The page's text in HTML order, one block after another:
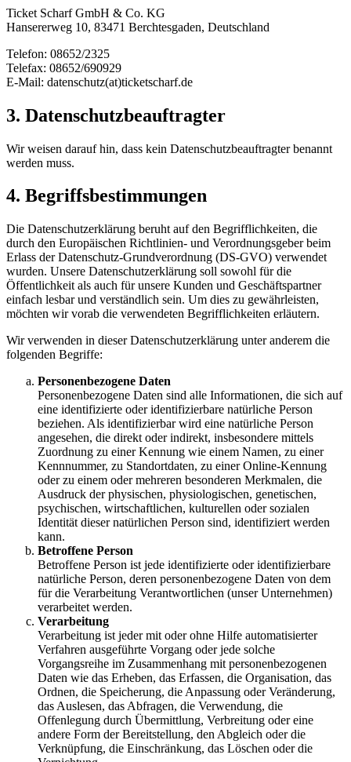
Ticket Scharf GmbH & Co. KG
Hansererweg 10, 83471 Berchtesgaden, Deutschland
Telefon: 08652/2325
Telefax: 08652/690929
E-Mail: datenschutz(at)ticketscharf.de
3. Datenschutzbeauftragter
Wir weisen darauf hin, dass kein Datenschutzbeauftragter benannt
werden muss.
4. Begriffsbestimmungen
Die Datenschutzerklärung beruht auf den Begrifflichkeiten, die
durch den Europäischen Richtlinien- und Verordnungsgeber beim
Erlass der Datenschutz-Grundverordnung (DS-GVO) verwendet
wurden. Unsere Datenschutzerklärung soll sowohl für die
Öffentlichkeit als auch für unsere Kunden und Geschäftspartner
einfach lesbar und verständlich sein. Um dies zu gewährleisten,
möchten wir vorab die verwendeten Begrifflichkeiten erläutern.
Wir verwenden in dieser Datenschutzerklärung unter anderem die
folgenden Begriffe:
Personenbezogene Daten
Personenbezogene Daten sind alle Informationen, die sich auf
eine identifizierte oder identifizierbare natürliche Person
beziehen. Als identifizierbar wird eine natürliche Person
angesehen, die direkt oder indirekt, insbesondere mittels
Zuordnung zu einer Kennung wie einem Namen, zu einer
Kennnummer, zu Standortdaten, zu einer Online-Kennung
oder zu einem oder mehreren besonderen Merkmalen, die
Ausdruck der physischen, physiologischen, genetischen,
psychischen, wirtschaftlichen, kulturellen oder sozialen
Identität dieser natürlichen Person sind, identifiziert werden
kann.
Betroffene Person
Betroffene Person ist jede identifizierte oder identifizierbare
natürliche Person, deren personenbezogene Daten von dem
für die Verarbeitung Verantwortlichen (unser Unternehmen)
verarbeitet werden.
Verarbeitung
Verarbeitung ist jeder mit oder ohne Hilfe automatisierter
Verfahren ausgeführte Vorgang oder jede solche
Vorgangsreihe im Zusammenhang mit personenbezogenen
Daten wie das Erheben, das Erfassen, die Organisation, das
Ordnen, die Speicherung, die Anpassung oder Veränderung,
das Auslesen, das Abfragen, die Verwendung, die
Offenlegung durch Übermittlung, Verbreitung oder eine
andere Form der Bereitstellung, den Abgleich oder die
Verknüpfung, die Einschränkung, das Löschen oder die